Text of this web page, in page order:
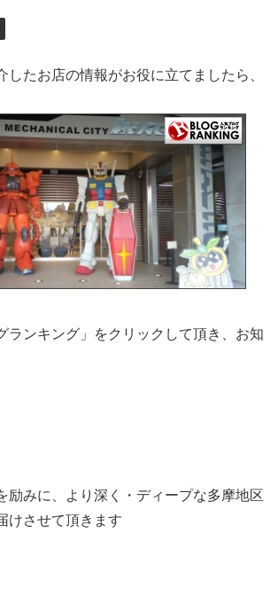
したお店の情報がお役に立てましたら、
ランキング」をクリックして頂き、お知
励みに、より深く・ディープな多摩地区
けさせて頂きます